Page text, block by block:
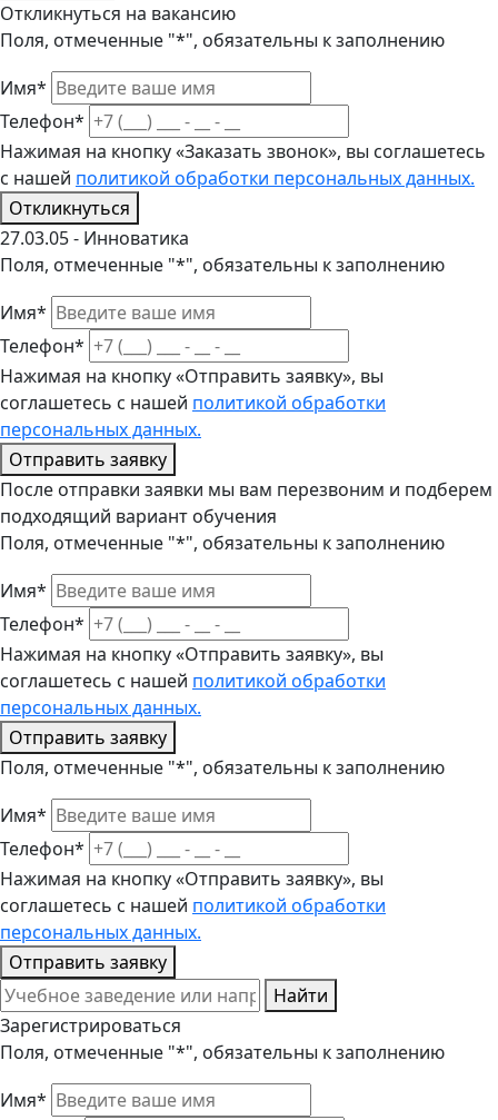
Откликнуться на вакансию
Поля, отмеченные "*", обязательны к заполнению
Имя*
Телефон*
Нажимая на кнопку «Заказать звонок», вы соглашетесь
с нашей политикой обработки персональных данных.
Откликнуться
27.03.05 - Инноватика
Поля, отмеченные "*", обязательны к заполнению
Имя*
Телефон*
Нажимая на кнопку «Отправить заявку», вы
соглашетесь с нашей политикой обработки
персональных данных.
Отправить заявку
После отправки заявки мы вам перезвоним и подберем
подходящий вариант обучения
Поля, отмеченные "*", обязательны к заполнению
Имя*
Телефон*
Нажимая на кнопку «Отправить заявку», вы
соглашетесь с нашей политикой обработки
персональных данных.
Отправить заявку
Поля, отмеченные "*", обязательны к заполнению
Имя*
Телефон*
Нажимая на кнопку «Отправить заявку», вы
соглашетесь с нашей политикой обработки
персональных данных.
Отправить заявку
Найти
Зарегистрироваться
Поля, отмеченные "*", обязательны к заполнению
Имя*